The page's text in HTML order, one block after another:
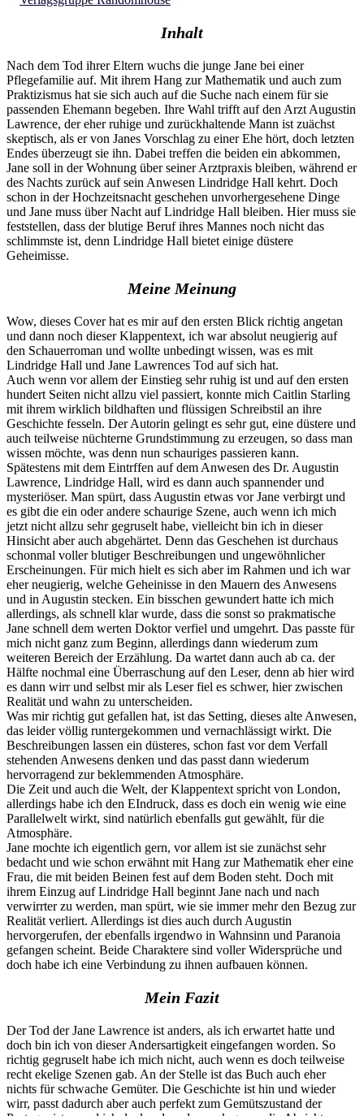
Inhalt
Nach dem Tod ihrer Eltern wuchs die junge Jane bei einer
Pflegefamilie auf. Mit ihrem Hang zur Mathematik und auch zum
Praktizismus hat sie sich auch auf die Suche nach einem für sie
passenden Ehemann begeben. Ihre Wahl trifft auf den Arzt Augustin
Lawrence, der eher ruhige und zurückhaltende Mann ist zuächst
skeptisch, als er von Janes Vorschlag zu einer Ehe hört, doch letzten
Endes überzeugt sie ihn. Dabei treffen die beiden ein abkommen,
Jane soll in der Wohnung über seiner Arztpraxis bleiben, während er
des Nachts zurück auf sein Anwesen Lindridge Hall kehrt. Doch
schon in der Hochzeitsnacht geschehen unvorhergesehene Dinge
und Jane muss über Nacht auf Lindridge Hall bleiben. Hier muss sie
feststellen, dass der blutige Beruf ihres Mannes noch nicht das
schlimmste ist, denn Lindridge Hall bietet einige düstere
Geheimisse.
Meine Meinung
Wow, dieses Cover hat es mir auf den ersten Blick richtig angetan
und dann noch dieser Klappentext, ich war absolut neugierig auf
den Schauerroman und wollte unbedingt wissen, was es mit
Lindridge Hall und Jane Lawrences Tod auf sich hat.
Auch wenn vor allem der Einstieg sehr ruhig ist und auf den ersten
hundert Seiten nicht allzu viel passiert, konnte mich Caitlin Starling
mit ihrem wirklich bildhaften und flüssigen Schreibstil an ihre
Geschichte fesseln. Der Autorin gelingt es sehr gut, eine düstere und
auch teilweise nüchterne Grundstimmung zu erzeugen, so dass man
wissen möchte, was denn nun schauriges passieren kann.
Spätestens mit dem Eintrffen auf dem Anwesen des Dr. Augustin
Lawrence, Lindridge Hall, wird es dann auch spannender und
mysteriöser. Man spürt, dass Augustin etwas vor Jane verbirgt und
es gibt die ein oder andere schaurige Szene, auch wenn ich mich
jetzt nicht allzu sehr gegruselt habe, vielleicht bin ich in dieser
Hinsicht aber auch abgehärtet. Denn das Geschehen ist durchaus
schonmal voller blutiger Beschreibungen und ungewöhnlicher
Erscheinungen. Für mich hielt es sich aber im Rahmen und ich war
eher neugierig, welche Geheinisse in den Mauern des Anwesens
und in Augustin stecken. Ein bisschen gewundert hatte ich mich
allerdings, als schnell klar wurde, dass die sonst so prakmatische
Jane schnell dem werten Doktor verfiel und umgehrt. Das passte für
mich nicht ganz zum Beginn, allerdings dann wiederum zum
weiteren Bereich der Erzählung. Da wartet dann auch ab ca. der
Hälfte nochmal eine Überraschung auf den Leser, denn ab hier wird
es dann wirr und selbst mir als Leser fiel es schwer, hier zwischen
Realität und wahn zu unterscheiden.
Was mir richtig gut gefallen hat, ist das Setting, dieses alte Anwesen,
das leider völlig runtergekommen und vernachlässigt wirkt. Die
Beschreibungen lassen ein düsteres, schon fast vor dem Verfall
stehenden Anwesens denken und das passt dann wiederum
hervorragend zur beklemmenden Atmosphäre.
Die Zeit und auch die Welt, der Klappentext spricht von London,
allerdings habe ich den EIndruck, dass es doch ein wenig wie eine
Parallelwelt wirkt, sind natürlich ebenfalls gut gewählt, für die
Atmosphäre.
Jane mochte ich eigentlich gern, vor allem ist sie zunächst sehr
bedacht und wie schon erwähnt mit Hang zur Mathematik eher eine
Frau, die mit beiden Beinen fest auf dem Boden steht. Doch mit
ihrem Einzug auf Lindridge Hall beginnt Jane nach und nach
verwirrter zu werden, man spürt, wie sie immer mehr den Bezug zur
Realität verliert. Allerdings ist dies auch durch Augustin
hervorgerufen, der ebenfalls irgendwo in Wahnsinn und Paranoia
gefangen scheint. Beide Charaktere sind voller Widersprüche und
doch habe ich eine Verbindung zu ihnen aufbauen können.
Mein Fazit
Der Tod der Jane Lawrence ist anders, als ich erwartet hatte und
doch bin ich von dieser Andersartigkeit eingefangen worden. So
richtig gegruselt habe ich mich nicht, auch wenn es doch teilweise
recht ekelige Szenen gab. An der Stelle ist das Buch auch eher
nichts für schwache Gemüter. Die Geschichte ist hin und wieder
wirr, passt dadurch aber auch perfekt zum Gemütszustand der